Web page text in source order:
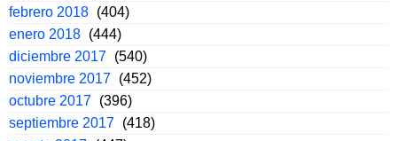
febrero 2018 (404)
enero 2018 (444)
diciembre 2017 (540)
noviembre 2017 (452)
octubre 2017 (396)
septiembre 2017 (418)